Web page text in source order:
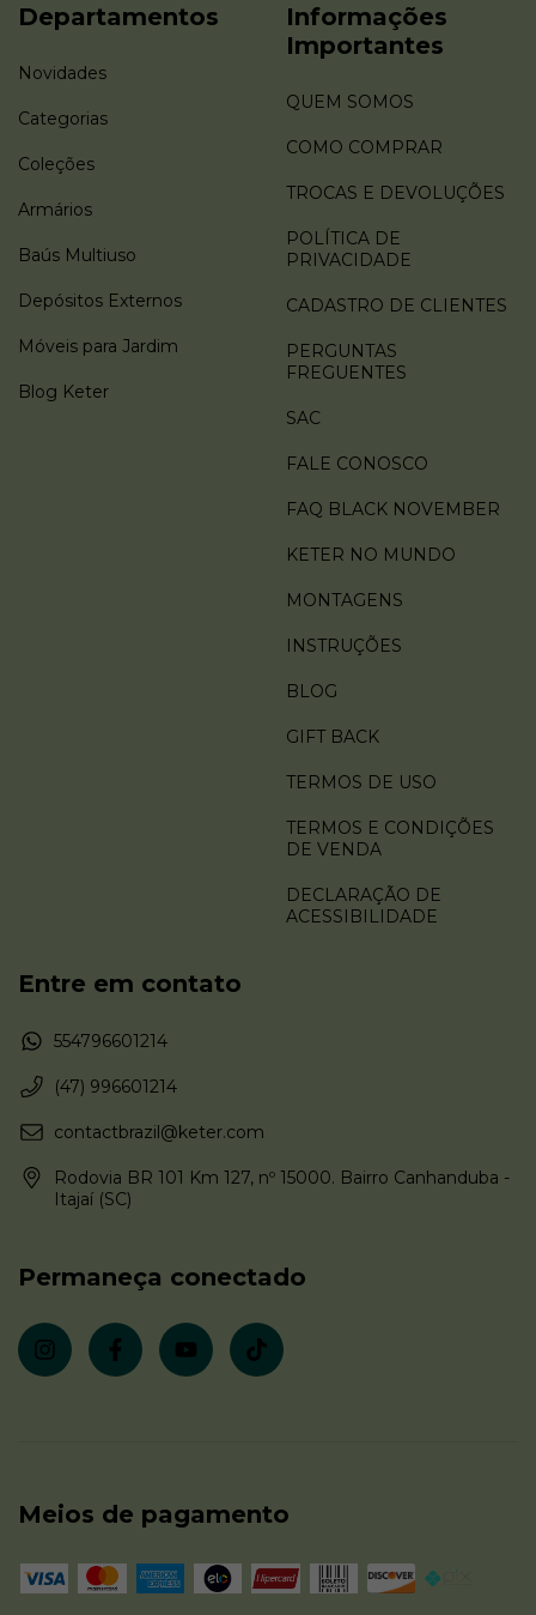
Departamentos
Novidades
Categorias
Coleções
Armários
Baús Multiuso
Depósitos Externos
Móveis para Jardim
Blog Keter
Informações
Importantes
QUEM SOMOS
COMO COMPRAR
TROCAS E DEVOLUÇÕES
POLÍTICA DE
PRIVACIDADE
CADASTRO DE CLIENTES
PERGUNTAS
FREGUENTES
SAC
FALE CONOSCO
FAQ BLACK NOVEMBER
KETER NO MUNDO
MONTAGENS
INSTRUÇÕES
BLOG
GIFT BACK
TERMOS DE USO
TERMOS E CONDIÇÕES
DE VENDA
DECLARAÇÃO DE
ACESSIBILIDADE
Entre em contato
554796601214
(47) 996601214
contactbrazil@keter.com
Rodovia BR 101 Km 127, nº 15000. Bairro Canhanduba -
Itajaí (SC)
Permaneça conectado
Meios de pagamento